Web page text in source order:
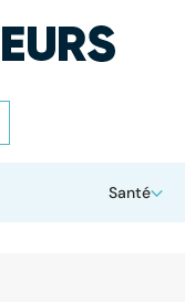
Santé